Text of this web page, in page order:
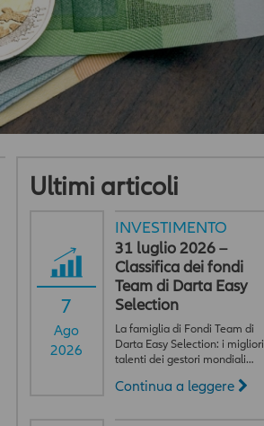
Ultimi articoli
7
Ago
2026
INVESTIMENTO
31 luglio 2026 –
Classifica dei fondi
Team di Darta Easy
Selection
La famiglia di Fondi Team di
Darta Easy Selection: i migliori
talenti dei gestori mondiali…
Continua a leggere